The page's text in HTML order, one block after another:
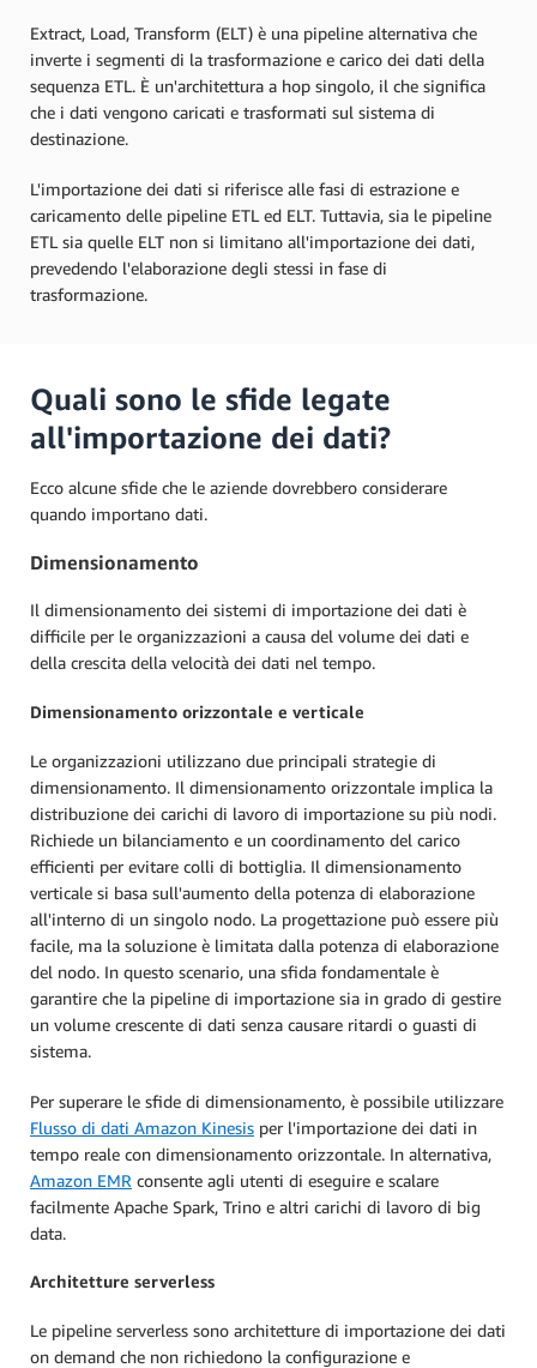
Extract, Load, Transform (ELT) è una pipeline alternativa che
inverte i segmenti di la trasformazione e carico dei dati della
sequenza ETL. È un'architettura a hop singolo, il che significa
che i dati vengono caricati e trasformati sul sistema di
destinazione.
L'importazione dei dati si riferisce alle fasi di estrazione e
caricamento delle pipeline ETL ed ELT. Tuttavia, sia le pipeline
ETL sia quelle ELT non si limitano all'importazione dei dati,
prevedendo l'elaborazione degli stessi in fase di
trasformazione.
Quali sono le sfide legate
all'importazione dei dati?
Ecco alcune sfide che le aziende dovrebbero considerare
quando importano dati.
Dimensionamento
Il dimensionamento dei sistemi di importazione dei dati è
difficile per le organizzazioni a causa del volume dei dati e
della crescita della velocità dei dati nel tempo.
Dimensionamento orizzontale e verticale
Le organizzazioni utilizzano due principali strategie di
dimensionamento. Il dimensionamento orizzontale implica la
distribuzione dei carichi di lavoro di importazione su più nodi.
Richiede un bilanciamento e un coordinamento del carico
efficienti per evitare colli di bottiglia. Il dimensionamento
verticale si basa sull'aumento della potenza di elaborazione
all'interno di un singolo nodo. La progettazione può essere più
facile, ma la soluzione è limitata dalla potenza di elaborazione
del nodo. In questo scenario, una sfida fondamentale è
garantire che la pipeline di importazione sia in grado di gestire
un volume crescente di dati senza causare ritardi o guasti di
sistema.
Per superare le sfide di dimensionamento, è possibile utilizzare
Flusso di dati Amazon Kinesis per l'importazione dei dati in
tempo reale con dimensionamento orizzontale. In alternativa,
Amazon EMR consente agli utenti di eseguire e scalare
facilmente Apache Spark, Trino e altri carichi di lavoro di big
data.
Architetture serverless
Le pipeline serverless sono architetture di importazione dei dati
on demand che non richiedono la configurazione e